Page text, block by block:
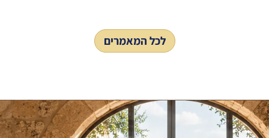
לכל המאמרים